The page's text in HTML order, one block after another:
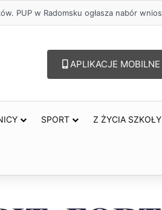
włącza się w Miesiąc Trzeźwości
APLIKACJE MOBILNE
SPORT Z ŻYCIA SZKOŁY